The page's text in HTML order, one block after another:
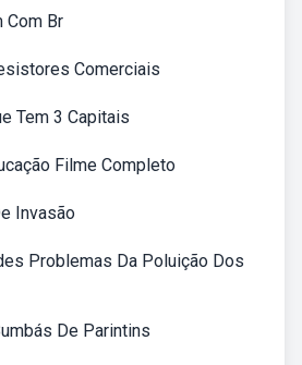
Com Br
Comerciais
Tem 3 Capitais
Filme Completo
Invasão
Problemas Da Poluição Dos
De Parintins